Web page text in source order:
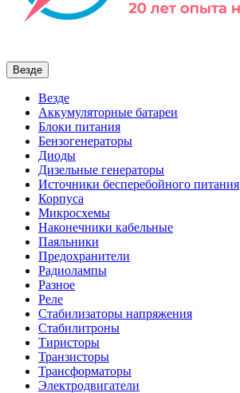
Везде
Везде
Аккумуляторные батареи
Блоки питания
Бензогенераторы
Диоды
Дизельные генераторы
Источники бесперебойного питания
Корпуса
Микросхемы
Наконечники кабельные
Паяльники
Предохранители
Радиолампы
Разное
Реле
Стабилизаторы напряжения
Стабилитроны
Тиристоры
Транзисторы
Трансформаторы
Электродвигатели